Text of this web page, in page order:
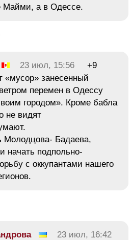
Майми, а в Одессе.
23 июл, 15:56
+9
«мусор» занесенный
перемен в Одессу
городом». Кроме бабла
не видят
Молодцова- Бадаева,
начать подпольно-
с оккупантами нашего
23 июл, 16:42